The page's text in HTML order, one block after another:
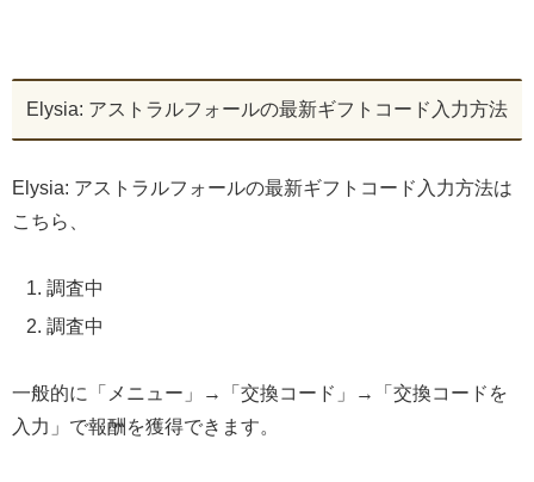
Elysia: アストラルフォールの最新ギフトコード入力方法
Elysia: アストラルフォールの最新ギフトコード入力方法は
こちら、
調査中
調査中
一般的に「メニュー」→「交換コード」→「交換コードを
入力」で報酬を獲得できます。